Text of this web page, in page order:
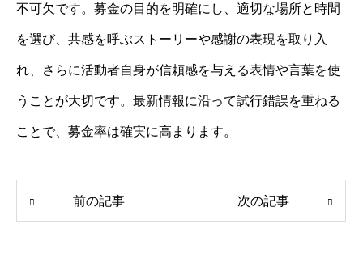
不可欠です。募金の目的を明確にし、適切な場所と時間
を選び、共感を呼ぶストーリーや感謝の表現を取り入
れ、さらに活動者自身が信頼感を与える表情や言葉を使
うことが大切です。最新情報に沿って試行錯誤を重ねる
ことで、募金率は確実に高まります。
前の記事 次の記事